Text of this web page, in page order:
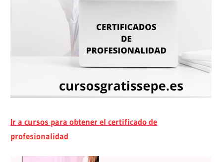
Ir a cursos para obtener el certificado de
profesionalidad